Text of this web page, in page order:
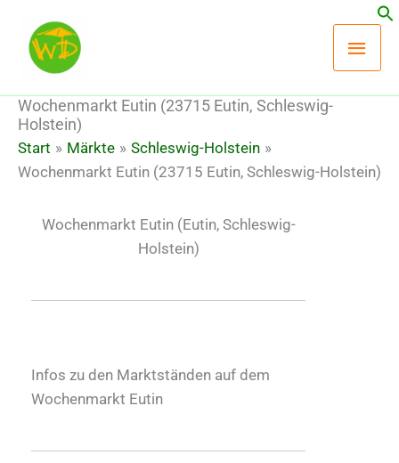
Inhalt
springen
Wochenmarkt Eutin (23715 Eutin, Schleswig-
Holstein)
Start Märkte
Schleswig-Holstein
Wochenmarkt Eutin (23715 Eutin, Schleswig-Holstein)
Wochenmarkt Eutin(Eutin, Schleswig-
Holstein)
Infos zu den Marktständen auf dem
Wochenmarkt Eutin